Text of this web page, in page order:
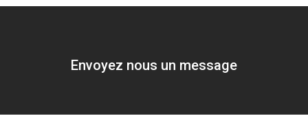
Envoyez nous un message